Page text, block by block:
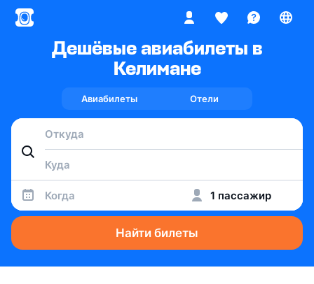
Дешёвые авиабилеты в
Келимане
Авиабилеты Отели
Когда 1 пассажир
Найти билеты